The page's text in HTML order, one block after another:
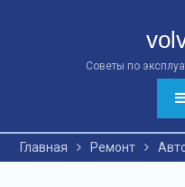
Советы по
Главная Ремонт